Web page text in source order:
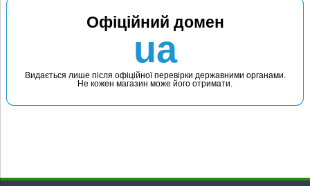
Офіційний домен
ua
Видається лише після офіційної перевірки державними органами.
Не кожен магазин може його отримати.